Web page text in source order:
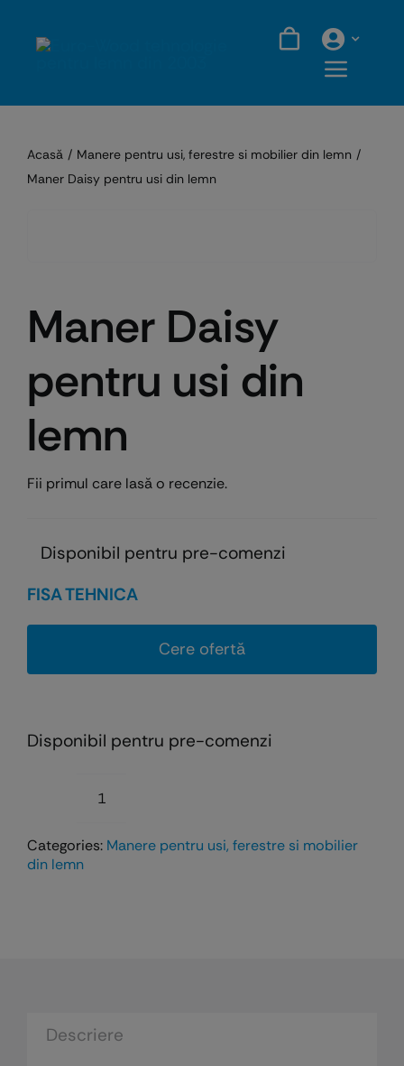
Acasă
Manere pentru usi, ferestre si mobilier din lemn
Maner Daisy pentru usi din lemn
Maner Daisy
pentru usi din
lemn
Fii primul care lasă o recenzie.
Disponibil pentru pre-comenzi
FISA TEHNICA
Cere ofertă
Disponibil pentru pre-comenzi
Cantitate
Categories: Manere pentru usi, ferestre si mobilier
din lemn
Descriere